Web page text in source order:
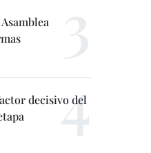
decisivo del